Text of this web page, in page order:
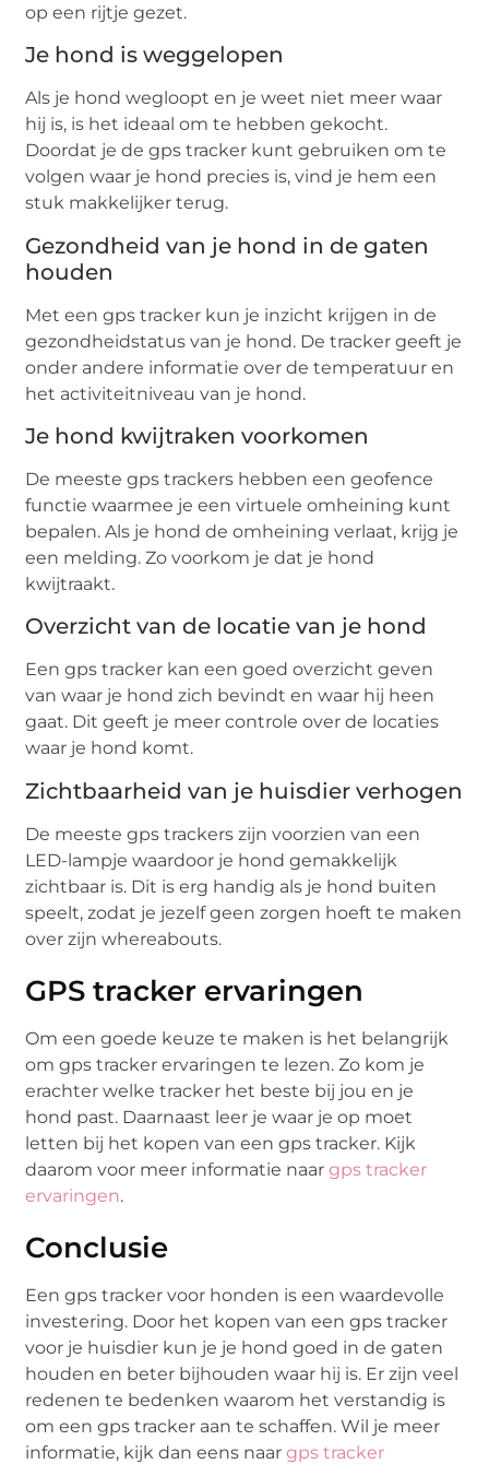
op een rijtje gezet.
Je hond is weggelopen
Als je hond wegloopt en je weet niet meer waar
hij is, is het ideaal om te hebben gekocht.
Doordat je de gps tracker kunt gebruiken om te
volgen waar je hond precies is, vind je hem een
stuk makkelijker terug.
Gezondheid van je hond in de gaten
houden
Met een gps tracker kun je inzicht krijgen in de
gezondheidstatus van je hond. De tracker geeft je
onder andere informatie over de temperatuur en
het activiteitniveau van je hond.
Je hond kwijtraken voorkomen
De meeste gps trackers hebben een geofence
functie waarmee je een virtuele omheining kunt
bepalen. Als je hond de omheining verlaat, krijg je
een melding. Zo voorkom je dat je hond
kwijtraakt.
Overzicht van de locatie van je hond
Een gps tracker kan een goed overzicht geven
van waar je hond zich bevindt en waar hij heen
gaat. Dit geeft je meer controle over de locaties
waar je hond komt.
Zichtbaarheid van je huisdier verhogen
De meeste gps trackers zijn voorzien van een
LED-lampje waardoor je hond gemakkelijk
zichtbaar is. Dit is erg handig als je hond buiten
speelt, zodat je jezelf geen zorgen hoeft te maken
over zijn whereabouts.
GPS tracker ervaringen
Om een goede keuze te maken is het belangrijk
om gps tracker ervaringen te lezen. Zo kom je
erachter welke tracker het beste bij jou en je
hond past. Daarnaast leer je waar je op moet
letten bij het kopen van een gps tracker. Kijk
daarom voor meer informatie naargps tracker
ervaringen.
Conclusie
Een gps tracker voor honden is een waardevolle
investering. Door het kopen van een gps tracker
voor je huisdier kun je je hond goed in de gaten
houden en beter bijhouden waar hij is. Er zijn veel
redenen te bedenken waarom het verstandig is
om een gps tracker aan te schaffen. Wil je meer
informatie, kijk dan eens naargps tracker